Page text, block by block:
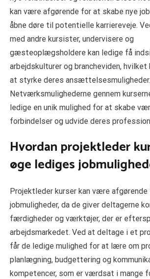
kan være afgørende for at skabe nye
åbne døre til potentielle karriereveje.
med andre kursister, undervisere og
gæsteoplægsholdere kan ledige få
arbejdskulturer og brancheviden,
at styrke deres ansættelsesmuligheder.
Netværksmulighederne gennem
ledige en unik mulighed for at skabe
forbindelser og udvide deres
Hvordan projektleder
øge lediges
Projektleder kurser kan være
jobmuligheder, da de giver deltagerne
færdigheder og værktøjer, der er
arbejdsmarkedet. Ved at deltage i et
får de ledige mulighed for at lære om
planlægning, budgettering og
kompetencer, som er værdsat i mange